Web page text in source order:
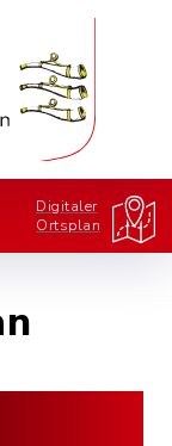
Digitaler
Ortsplan